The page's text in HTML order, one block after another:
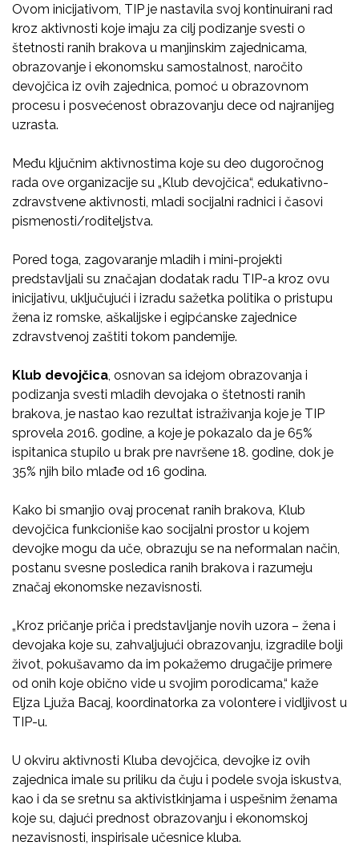
Ovom inicijativom, TIP je nastavila svoj kontinuirani rad
kroz aktivnosti koje imaju za cilj podizanje svesti o
štetnosti ranih brakova u manjinskim zajednicama,
obrazovanje i ekonomsku samostalnost, naročito
devojčica iz ovih zajednica, pomoć u obrazovnom
procesu i posvećenost obrazovanju dece od najranijeg
uzrasta.
Među ključnim aktivnostima koje su deo dugoročnog
rada ove organizacije su „Klub devojčica“, edukativno-
zdravstvene aktivnosti, mladi socijalni radnici i časovi
pismenosti/roditeljstva.
Pored toga, zagovaranje mladih i mini-projekti
predstavljali su značajan dodatak radu TIP-a kroz ovu
inicijativu, uključujući i izradu sažetka politika o pristupu
žena iz romske, aškalijske i egipćanske zajednice
zdravstvenoj zaštiti tokom pandemije.
Klub devojčica, osnovan sa idejom obrazovanja i
podizanja svesti mladih devojaka o štetnosti ranih
brakova, je nastao kao rezultat istraživanja koje je TIP
sprovela 2016. godine, a koje je pokazalo da je 65%
ispitanica stupilo u brak pre navršene 18. godine, dok je
35% njih bilo mlađe od 16 godina.
Kako bi smanjio ovaj procenat ranih brakova, Klub
devojčica funkcioniše kao socijalni prostor u kojem
devojke mogu da uče, obrazuju se na neformalan način,
postanu svesne posledica ranih brakova i razumeju
značaj ekonomske nezavisnosti.
„Kroz pričanje priča i predstavljanje novih uzora – žena i
devojaka koje su, zahvaljujući obrazovanju, izgradile bolji
život, pokušavamo da im pokažemo drugačije primere
od onih koje obično vide u svojim porodicama,“ kaže
Eljza Ljuža Bacaj, koordinatorka za volontere i vidljivost u
TIP-u.
U okviru aktivnosti Kluba devojčica, devojke iz ovih
zajednica imale su priliku da čuju i podele svoja iskustva,
kao i da se sretnu sa aktivistkinjama i uspešnim ženama
koje su, dajući prednost obrazovanju i ekonomskoj
nezavisnosti, inspirisale učesnice kluba.